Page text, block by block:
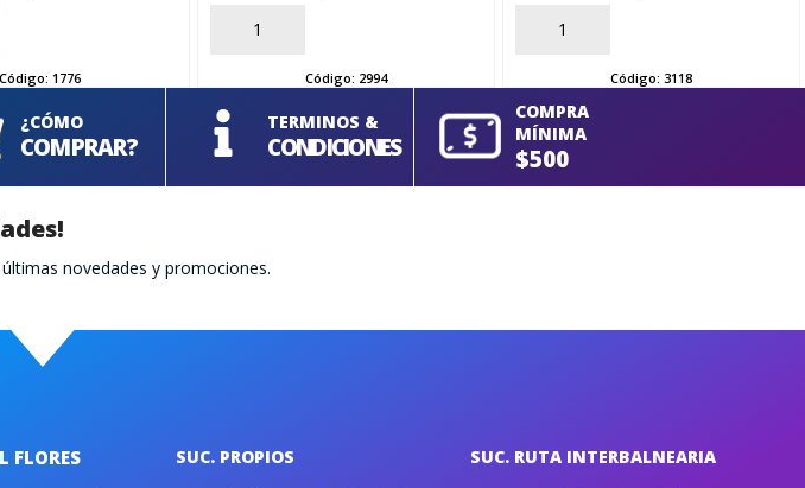
Código:1776
AÑADIR
Código: 2994
AÑADIR
Código: 3118
¿CÓMO
COMPRAR?
TERMINOS &
CONDICIONES
COMPRA
MÍNIMA
$500
novedades y promociones.
FLORES SUC. PROPIOS SUC. RUTA INTERBALNEARIA